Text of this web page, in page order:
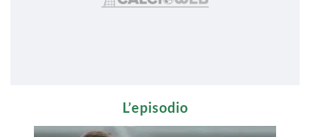
L’episodio